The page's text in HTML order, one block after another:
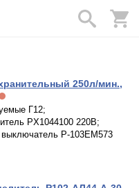
250л/мин.,
Г12;
PX1044100 220В;
выключатель Р-103ЕМ573